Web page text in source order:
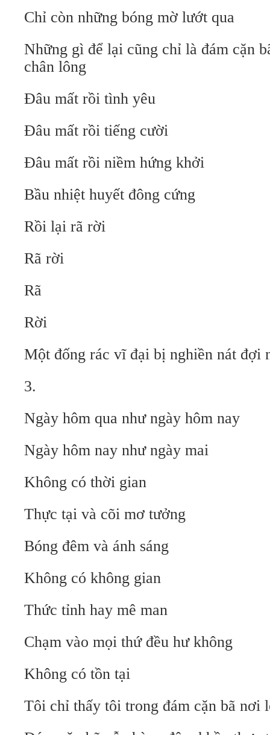
Chỉ còn những bóng mờ lướt qua
Những gì để lại cũng chỉ là đám cặn
chân lông
Đâu mất rồi tình yêu
Đâu mất rồi tiếng cười
Đâu mất rồi niềm hứng khởi
Bầu nhiệt huyết đông cứng
Rồi lại rã rời
Rã rời
Rã
Rời
Một đống rác vĩ đại bị nghiền nát đợi
3.
Ngày hôm qua như ngày hôm nay
Ngày hôm nay như ngày mai
Không có thời gian
Thực tại và cõi mơ tưởng
Bóng đêm và ánh sáng
Không có không gian
Thức tỉnh hay mê man
Chạm vào mọi thứ đều hư không
Không có tồn tại
Tôi chỉ thấy tôi trong đám cặn bã nơi